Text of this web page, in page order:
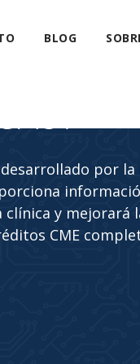
BLOG
por
y mejorará
CME